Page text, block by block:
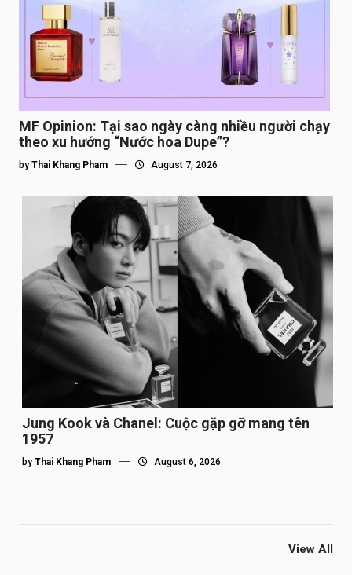
MF Opinion: Tại sao ngày càng nhiều người chạy
theo xu hướng “Nước hoa Dupe”?
by Thai Khang Pham August 7, 2026
Jung Kook và Chanel: Cuộc gặp gỡ mang tên
1957
by Thai Khang Pham August 6, 2026
View All